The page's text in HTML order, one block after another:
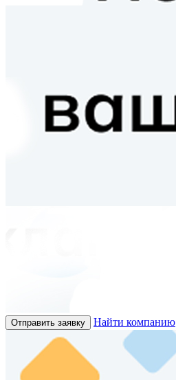
Отправить заявку Найти компанию